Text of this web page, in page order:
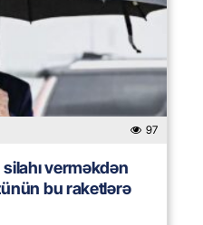
97
verməkdən
bu raketlərə